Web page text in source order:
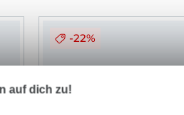
-22%
auf dich zu!